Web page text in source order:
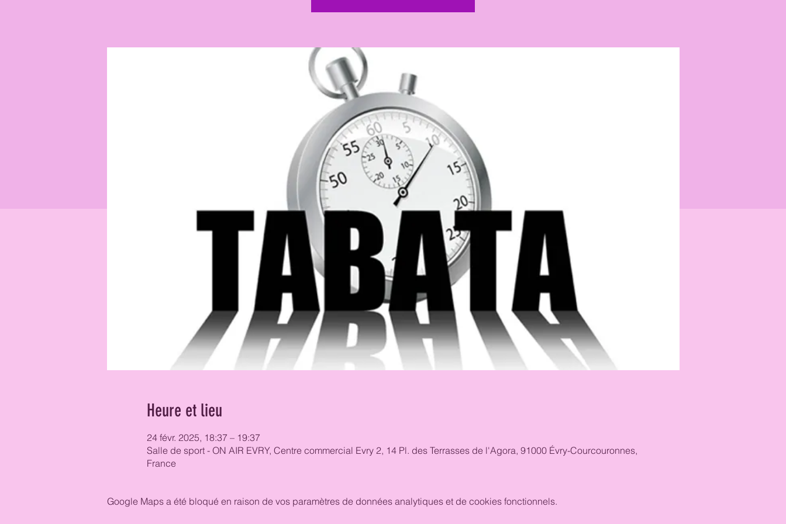
Heure et lieu
24 févr. 2025, 18:37 – 19:37
Salle de sport - ON AIR EVRY, Centre commercial Evry 2, 14 Pl. des Terrasses de l'Agora, 91000 Évry-Courcouronnes,
France
Google Maps a été bloqué en raison de vos paramètres de données analytiques et de cookies fonctionnels.